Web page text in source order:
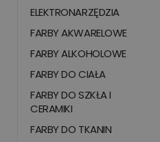
ELEKTRONARZĘDZIA
FARBY AKWARELOWE
FARBY ALKOHOLOWE
FARBY DO CIAŁA
FARBY DO SZKŁA I
CERAMIKI
FARBY DO TKANIN